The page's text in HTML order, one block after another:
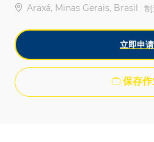
位置Araxá, Minas Gerais, Brasil
立即申请
保存